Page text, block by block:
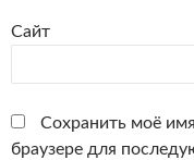
Сайт
Сохранить моё
браузере для